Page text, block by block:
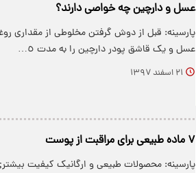
عسل و دارچین چه خواصی دارند؟
پارسینه: قبل از دوش گرفتن مخلوطی از مقداری
عسل و یک قاشق پودر دارچین را به مدت ٥…
۲۱ اسفند ۱۳۹۷
۷ ماده طبیعی برای مراقبت از پوست
پارسینه: محصولات طبیعی و ارگانیک کیفیت